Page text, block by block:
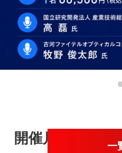
開催月から探す
一